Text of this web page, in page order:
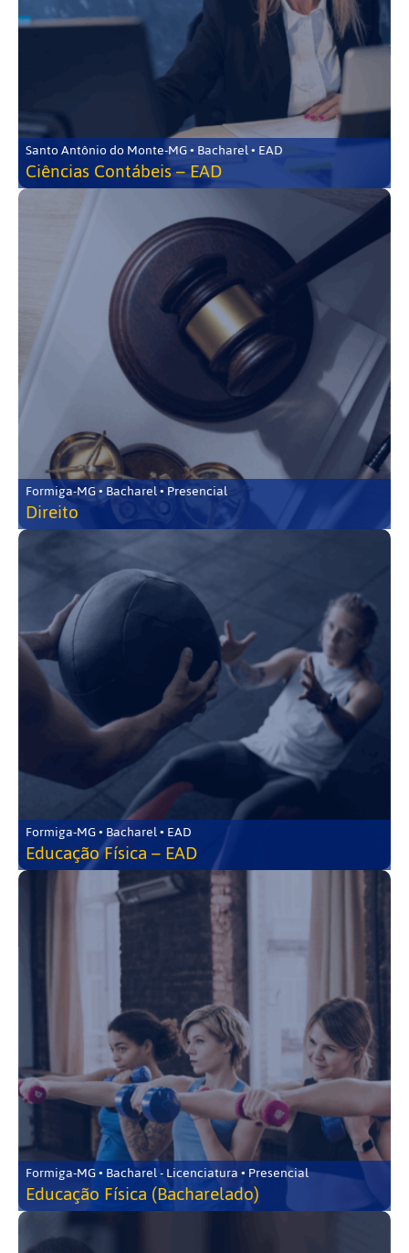
Santo Antônio do Monte-MG • Bacharel • EAD
Ciências Contábeis – EAD
Formiga-MG • Bacharel • Presencial
Direito
Formiga-MG • Bacharel • EAD
Educação Física – EAD
Formiga-MG • Bacharel - Licenciatura • Presencial
Educação Física (Bacharelado)